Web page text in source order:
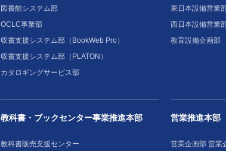
図書館システム部
OCLC事業部
収書支援システム部（BookWeb Pro）
収書支援システム部（PLATON）
カタロギングサービス部
東日本設備営業
西日本設備営業
教育設備企画部
教科書・ブックセンター事業推進本部
教科書販売支援センター
営業推進本部
営業企画部 営業